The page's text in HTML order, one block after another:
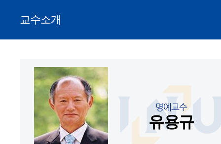
교수소개
명예교수
유용규